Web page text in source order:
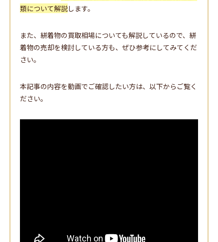
類について解説します。
また、絣着物の買取相場についても解説しているので、絣
着物の売却を検討している方も、ぜひ参考にしてみてくだ
さい。
本記事の内容を動画でご確認したい方は、以下からご覧く
ださい。